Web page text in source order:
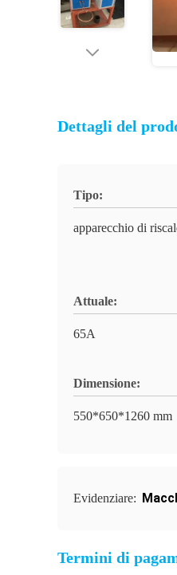
Dettagli del
Tipo:
apparecchio di
Attuale:
65A
Dimensione:
550*650*1260 mm
Evidenziare:
Termini di